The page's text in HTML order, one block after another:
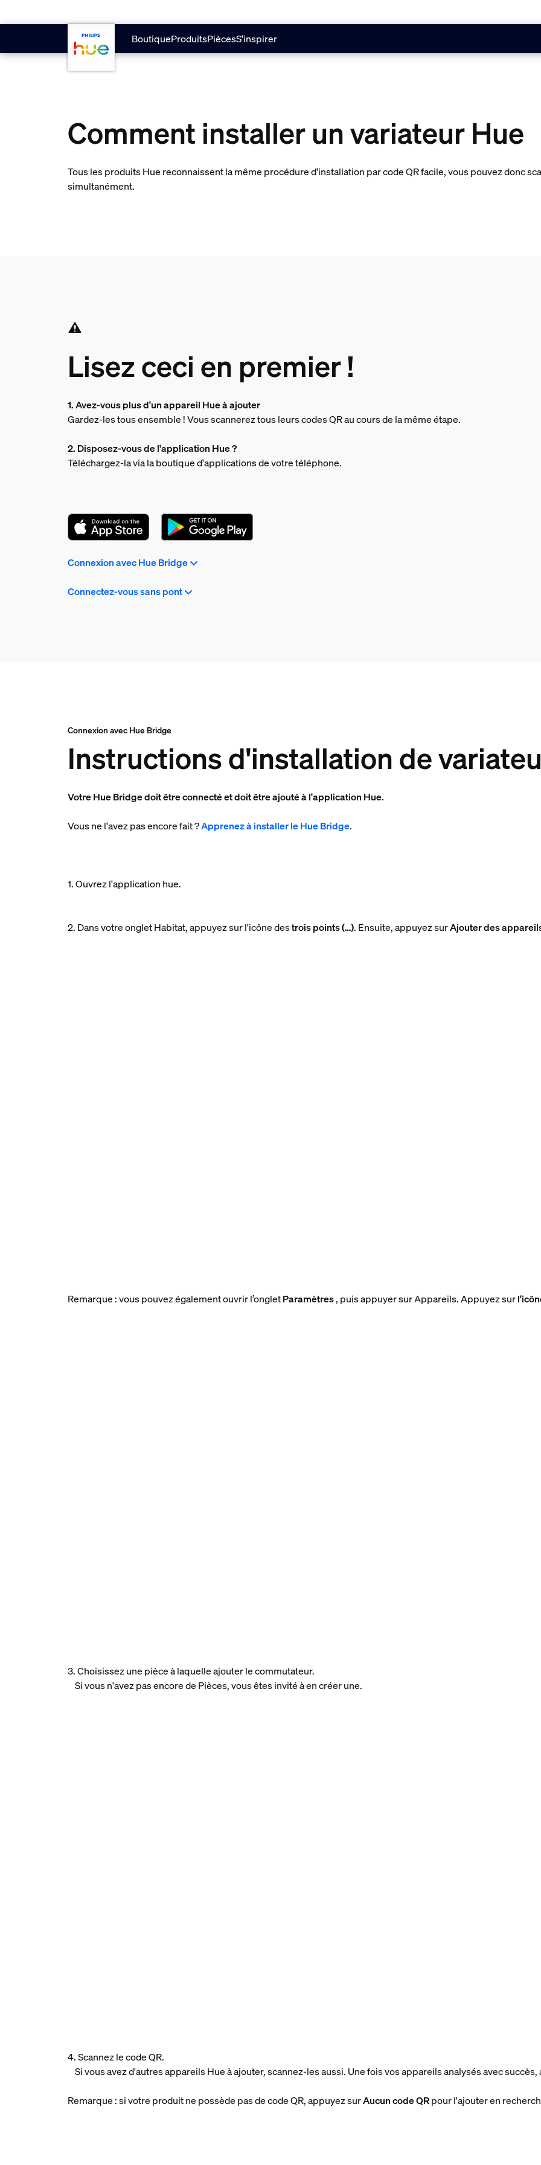
BoutiqueProduitsPiècesS'inspirer
Comment installer un variateur Hue
Tous les produits Hue reconnaissent la même procédure d'installation par code QR facile, vous pouvez donc
simultanément.
Lisez ceci en premier !
1. Avez-vous plus d'un appareil Hue à ajouter
Gardez-les tous ensemble ! Vous scannerez tous leurs codes QR au cours de la même étape.
2. Disposez-vous de l'application Hue ?
Téléchargez-la via la boutique d'applications de votre téléphone.
Connexion avec Hue Bridge
Connectez-vous sans pont
Connexion avec Hue Bridge
Instructions d'installation de
Votre Hue Bridge doit être connecté et doit être ajouté à l'application Hue.
Vous ne l'avez pas encore fait ?Apprenez à installer le Hue Bridge.
1. Ouvrez l'application hue.
2. Dans votre onglet Habitat, appuyez sur l'icône destrois points (…). Ensuite, appuyez surAjouter des
Remarque : vous pouvez également ouvrir l’ongletParamètres, puis appuyer sur Appareils. Appuyez sur
3. Choisissez une pièce à laquelle ajouter le commutateur.
Si vous n'avez pas encore de Pièces, vous êtes invité à en créer une.
4. Scannez le code QR.
Si vous avez d'autres appareils Hue à ajouter, scannez-les aussi. Une fois vos appareils analysés avec
Remarque : si votre produit ne possède pas de code QR, appuyez surAucun code QRpour l'ajouter en